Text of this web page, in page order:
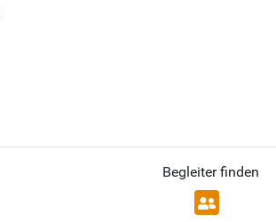
Begleiter finden